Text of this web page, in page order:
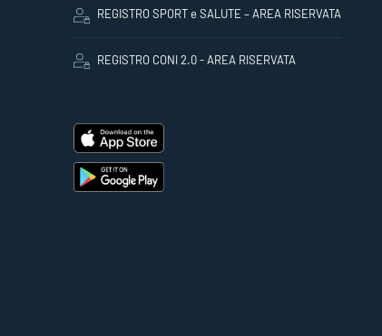
REGISTRO SPORT e SALUTE – AREA RISERVATA
REGISTRO CONI 2.0 - AREA RISERVATA